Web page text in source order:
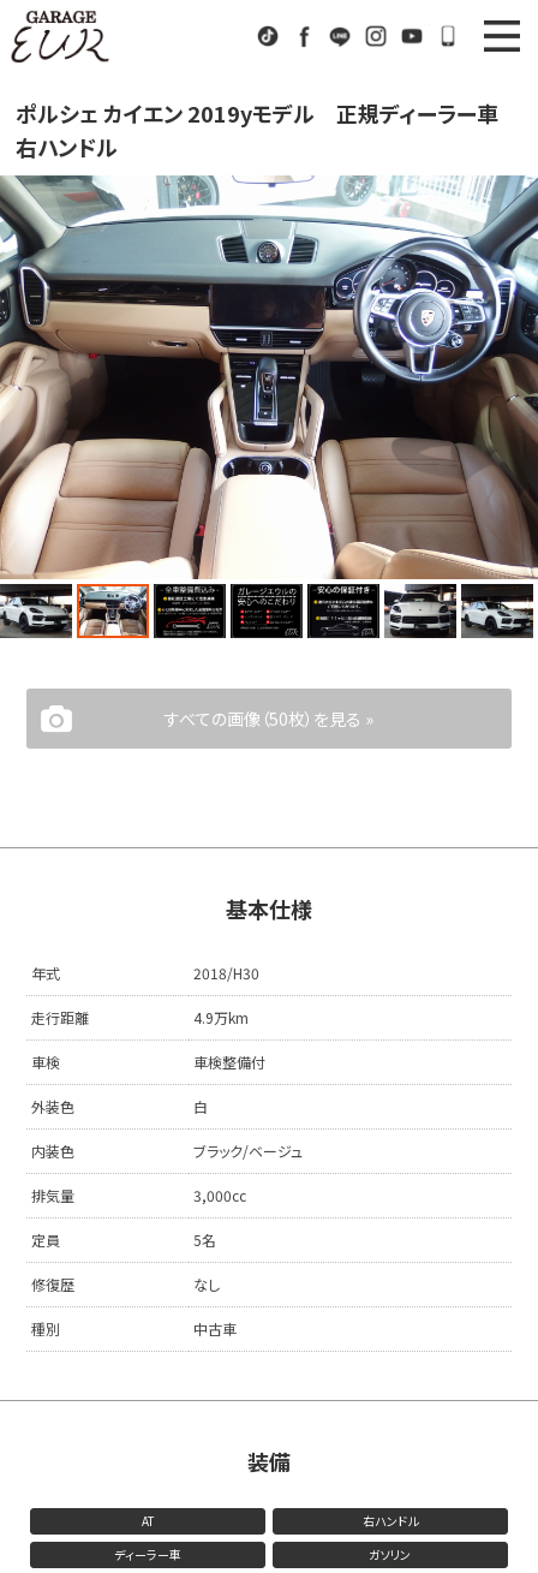
TikTokFacebook
LINE InstagramYoutube072-
News
ニュース
在庫車情報
EUR Sports
EURスポーツ
Factory
工場紹介
Company
会社概要
Access
アクセス
Contact us
お問い合わせ
ポルシェ カイエン 2019yモデル 正規ディーラー車
右ハンドル
すべての画像（50枚）を見る »
基本仕様
年式 2018/H30
走行距離 4.9万km
車検 車検整備付
外装色 白
内装色 ブラック/ベージュ
排気量 3,000cc
定員 5名
修復歴 なし
種別 中古車
装備
AT
右ハンドル
ディーラー車
ガソリン